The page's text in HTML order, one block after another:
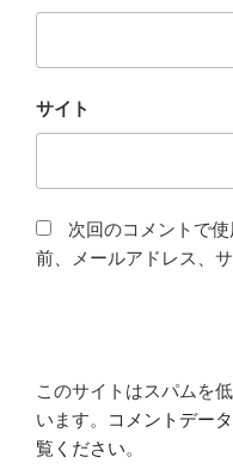
サイト
次回のコメントで
前、メールアドレス、
このサイトはスパムを
います。
コメントデー
覧ください。